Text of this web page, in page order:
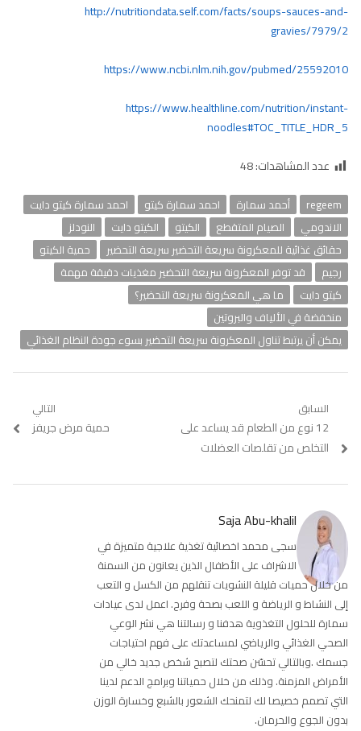
http://nutritiondata.self.com/facts/soups-sauces-and-
gravies/7979/2
https://www.ncbi.nlm.nih.gov/pubmed/25592010
https://www.healthline.com/nutrition/instant-
noodles#TOC_TITLE_HDR_5
عدد المشاهدات:48
regeem أحمد سمارة احمد سمارة كيتو
احمد سمارة كيتو دايت
الاندومي
الصيام المتقطع الكيتو الكيتو دايت
النودلز
حقائق غذائية للمعكرونة سريعة التحضير سريعة التحضير
حمية الكيتو
رجيم
قد توفر المعكرونة سريعة التحضير مغذيات دقيقة مهمة
كيتو دايت
ما هي المعكرونة سريعة التحضير؟
منخفضة في الألياف والبروتين
يمكن أن يرتبط تناول المعكرونة سريعة التحضير بسوء جودة النظام الغذائي
تصفّح
المقالات
السابق
Previous
post:
12 نوع من الطعام قد يساعد على
التخلص من تقلصات العضلات
التالي
Next
حمية مرض جريفز
Saja Abu-khalil
سجى محمد اخصائية تغذية علاجية متميزة في
الاشراف على الأطفال الذين يعانون من السمنة
من خلال حميات قليلة النشويات تنقلهم من الكسل و التعب
إلى النشاط و الرياضة و اللعب بصحة وفرح. اعمل لدى عيادات
سمارة للحلول التغذوية هدفنا و رسالتنا هي نشر الوعي
الصحي الغذائي والرياضي لمساعدتك على فهم احتياجات
جسمك .وبالتالي تحسّن صحتك لتصبح شخص جديد خالي من
الأمراض المزمنة. وذلك من خلال حمياتنا وبرامج الدعم لدينا
التي تصمم خصيصا لك لتمنحك الشعور بالشبع وخسارة الوزن
بدون الجوع والحرمان.